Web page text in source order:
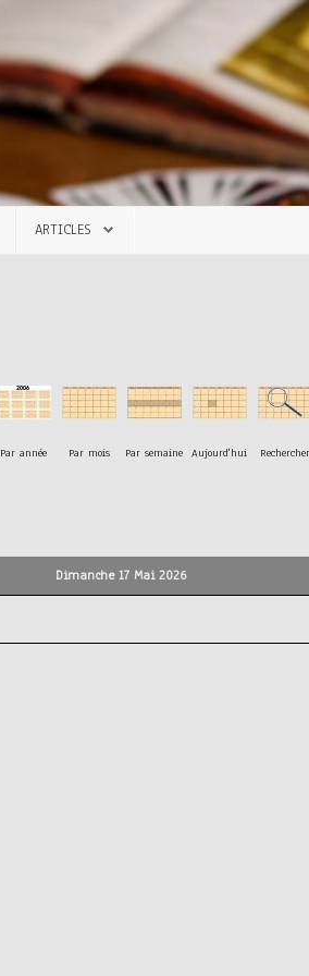
ARTICLES
Par année Par mois Par semaine Aujourd'hui Rechercher
Dimanche 17 Mai 2026